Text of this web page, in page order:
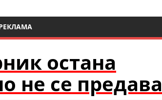
остана
не се предава